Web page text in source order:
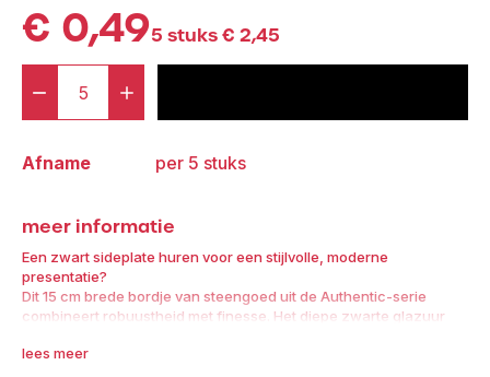
€ 0,495 stuks€ 2,45
-
Authentic
Zwart
cm
aantal
+
Afname per 5 stuks
meer informatie
Een zwart sideplate huren voor een stijlvolle, moderne
presentatie?
Dit 15 cm brede bordje van steengoed uit de Authentic-serie
combineert robuustheid met finesse. Het diepe zwarte glazuur
lees meer